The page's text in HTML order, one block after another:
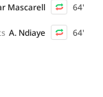
64'
Mascarell
64'
A. Ndiaye